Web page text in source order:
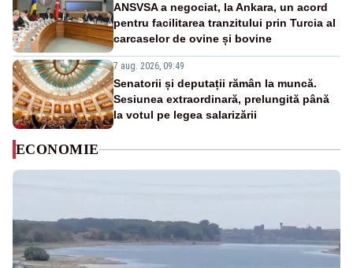
ANSVSA a negociat, la Ankara, un acord
pentru facilitarea tranzitului prin Turcia al
carcaselor de ovine și bovine
7 aug. 2026, 09:49
Senatorii și deputații rămân la muncă.
Sesiunea extraordinară, prelungită până
la votul pe legea salarizării
ECONOMIE